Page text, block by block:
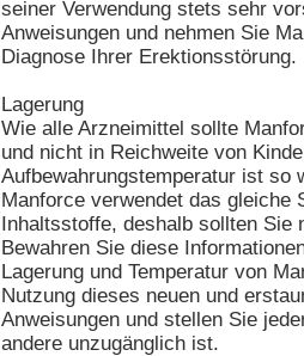
seiner Verwendung stets sehr
Anweisungen und nehmen Sie
Diagnose Ihrer Erektionsstörung.
Lagerung
Wie alle Arzneimittel sollte
und nicht in Reichweite von
Aufbewahrungstemperatur ist so
Manforce verwendet das gleiche
Inhaltsstoffe, deshalb sollten Sie
Bewahren Sie diese
Lagerung und Temperatur von
Nutzung dieses neuen und
Anweisungen und stellen Sie
andere unzugänglich ist.